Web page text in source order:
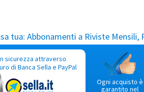
tua: Abbonamenti a Riviste Mensili,
sicurezza attraverso
di Banca Sella e PayPal
Ogni acquisto è
garantito nel